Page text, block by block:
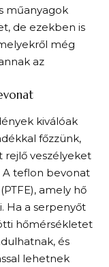
műanyagok
de ezekben is
még
az
kiválóak
főzzünk,
veszélyeket
A teflon bevonat
amely hő
Ha a serpenyőt
hőmérsékletet
és
lehetnek